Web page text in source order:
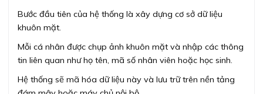
Bước đầu tiên của hệ thống là xây dựng cơ sở dữ liệu
khuôn mặt.
Mỗi cá nhân được chụp ảnh khuôn mặt và nhập các thông
tin liên quan như họ tên, mã số nhân viên hoặc học sinh.
Hệ thống sẽ mã hóa dữ liệu này và lưu trữ trên nền tảng